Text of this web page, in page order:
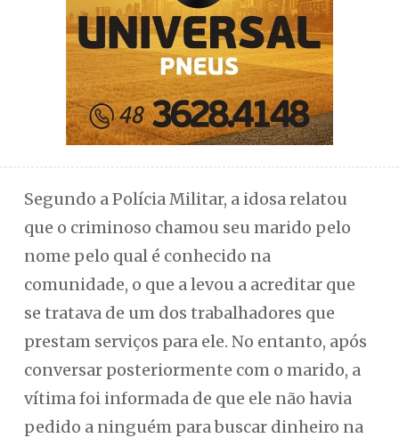
Segundo a Polícia Militar, a idosa relatou
que o criminoso chamou seu marido pelo
nome pelo qual é conhecido na
comunidade, o que a levou a acreditar que
se tratava de um dos trabalhadores que
prestam serviços para ele. No entanto, após
conversar posteriormente com o marido, a
vítima foi informada de que ele não havia
pedido a ninguém para buscar dinheiro na